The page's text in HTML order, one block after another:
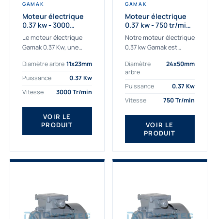
GAMAK
Moteur électrique
0.37 kw - 3000
Tr/min - 230/400v -
Taille 63 - IE2
Le moteur électrique
Gamak 0.37 Kw, une
adaptée à tous types
de machines. Le
triphasé 0.37Kw Gamak
à...
Diamètre arbre 11x23mm
Puissance
0.37 Kw
Vitesse
3000 Tr/min
VOIR LE
PRODUIT
GAMAK
Moteur électrique
0.37 kw - 750 tr/min -
230/400V - IE2
Notre moteur électrique
0.37 kw Gamak est
aux applications
sévères. Nous
déterminons,
fournissons
des moteurs
asynchrones depuis de
nombreuses années....
Diamètre
arbre
24x50mm
Puissance
0.37 Kw
Vitesse
750 Tr/min
VOIR LE
PRODUIT